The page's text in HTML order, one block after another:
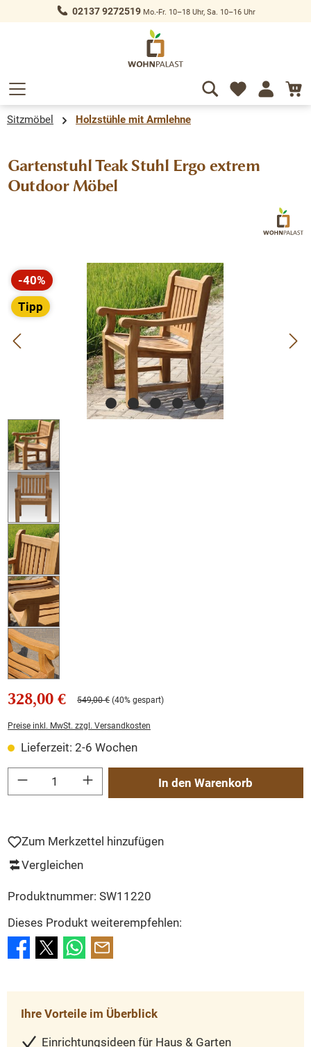
springen 02137 9272519Mo.-Fr. 10–18 Uhr, Sa. 10–16 Uhr
Sitzmöbel Holzstühle mit Armlehne
Gartenstuhl Teak Stuhl Ergo extrem
Outdoor Möbel
Bildergalerie überspringen
-40%
Rabatt
Tipp
328,00 € 549,00 € (40% gespart)
Preise inkl. MwSt. zzgl. Versandkosten
Lieferzeit: 2-6 Wochen
Produkt Anzahl: Gib den gewünschten Wert ein oder benutze die Schaltflächen
In den Warenkorb
Zum Merkzettel hinzufügen
Vergleichen
Produktnummer: SW11220
Dieses Produkt weiterempfehlen:
Ihre Vorteile im Überblick
Einrichtungsideen für Haus & Garten